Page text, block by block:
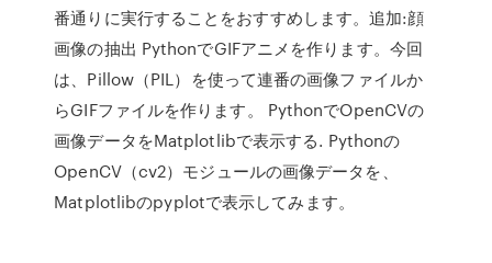
番通りに実行することをおすすめします。追加:顔
画像の抽出 PythonでGIFアニメを作ります。今回
は、Pillow（PIL）を使って連番の画像ファイルか
らGIFファイルを作ります。 PythonでOpenCVの
画像データをMatplotlibで表示する. Pythonの
OpenCV（cv2）モジュールの画像データを、
Matplotlibのpyplotで表示してみます。